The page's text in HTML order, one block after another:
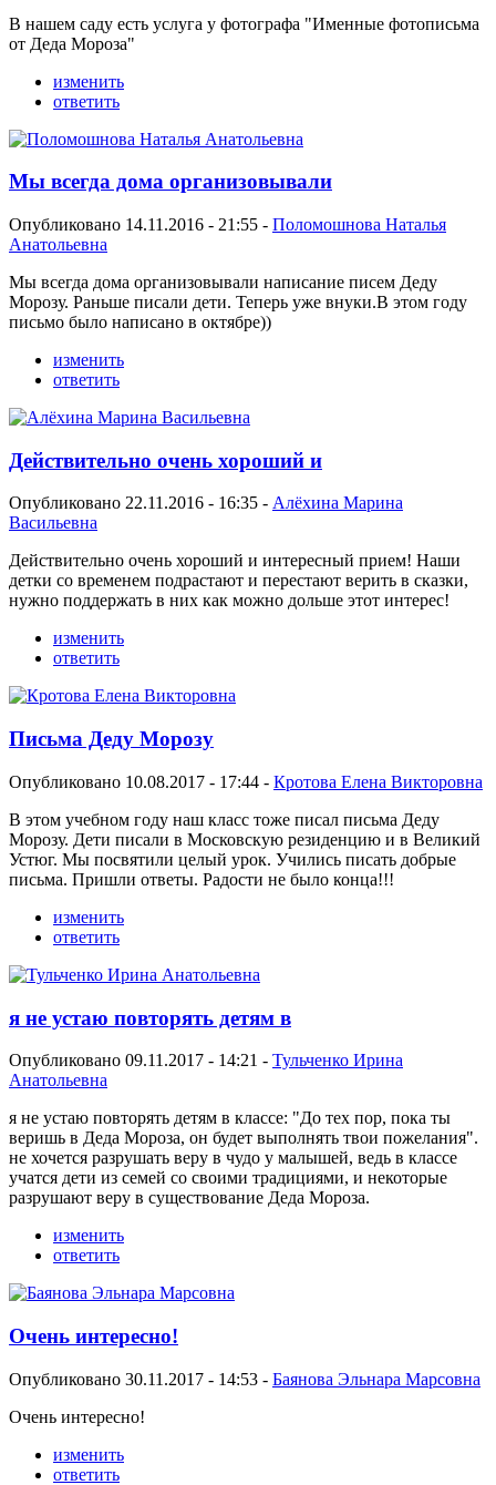
В нашем саду есть услуга у фотографа "Именные фотописьма
от Деда Мороза"
изменить
ответить
Мы всегда дома организовывали
Опубликовано 14.11.2016 - 21:55 - Поломошнова Наталья
Анатольевна
Мы всегда дома организовывали написание писем Деду
Морозу. Раньше писали дети. Теперь уже внуки.В этом году
письмо было написано в октябре))
изменить
ответить
Действительно очень хороший и
Опубликовано 22.11.2016 - 16:35 - Алёхина Марина
Васильевна
Действительно очень хороший и интересный прием! Наши
детки со временем подрастают и перестают верить в сказки,
нужно поддержать в них как можно дольше этот интерес!
изменить
ответить
Письма Деду Морозу
Опубликовано 10.08.2017 - 17:44 - Кротова Елена Викторовна
В этом учебном году наш класс тоже писал письма Деду
Морозу. Дети писали в Московскую резиденцию и в Великий
Устюг. Мы посвятили целый урок. Учились писать добрые
письма. Пришли ответы. Радости не было конца!!!
изменить
ответить
я не устаю повторять детям в
Опубликовано 09.11.2017 - 14:21 - Тульченко Ирина
Анатольевна
я не устаю повторять детям в классе: "До тех пор, пока ты
веришь в Деда Мороза, он будет выполнять твои пожелания".
не хочется разрушать веру в чудо у малышей, ведь в классе
учатся дети из семей со своими традициями, и некоторые
разрушают веру в существование Деда Мороза.
изменить
ответить
Очень интересно!
Опубликовано 30.11.2017 - 14:53 - Баянова Эльнара Марсовна
Очень интересно!
изменить
ответить